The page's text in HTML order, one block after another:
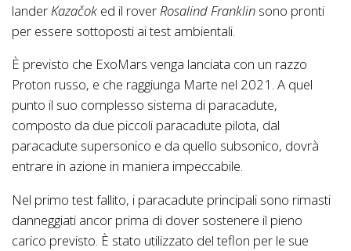
landerKazačok ed il roverRosalind Franklin sono pronti
per essere sottoposti ai test ambientali.
È previsto che ExoMars venga lanciata con un razzo
Proton russo, e che raggiunga Marte nel 2021. A quel
punto il suo complesso sistema di paracadute,
composto da due piccoli paracadute pilota, dal
paracadute supersonico e da quello subsonico, dovrà
entrare in azione in maniera impeccabile.
Nel primo test fallito, i paracadute principali sono rimasti
danneggiati ancor prima di dover sostenere il pieno
carico previsto. È stato utilizzato del teflon per le sue